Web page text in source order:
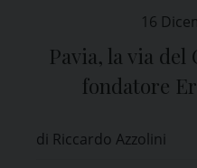
16
Pavia, la via
fondatore
di Riccardo Azzolini